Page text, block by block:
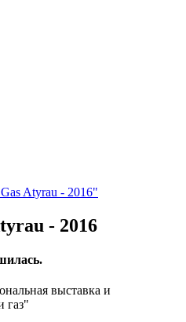
Atyrau - 2016"
- 2016
выставка и
газ"